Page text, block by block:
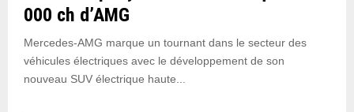
000 ch d’AMG
Mercedes-AMG marque un tournant dans le secteur des
véhicules électriques avec le développement de son
nouveau SUV électrique haute...